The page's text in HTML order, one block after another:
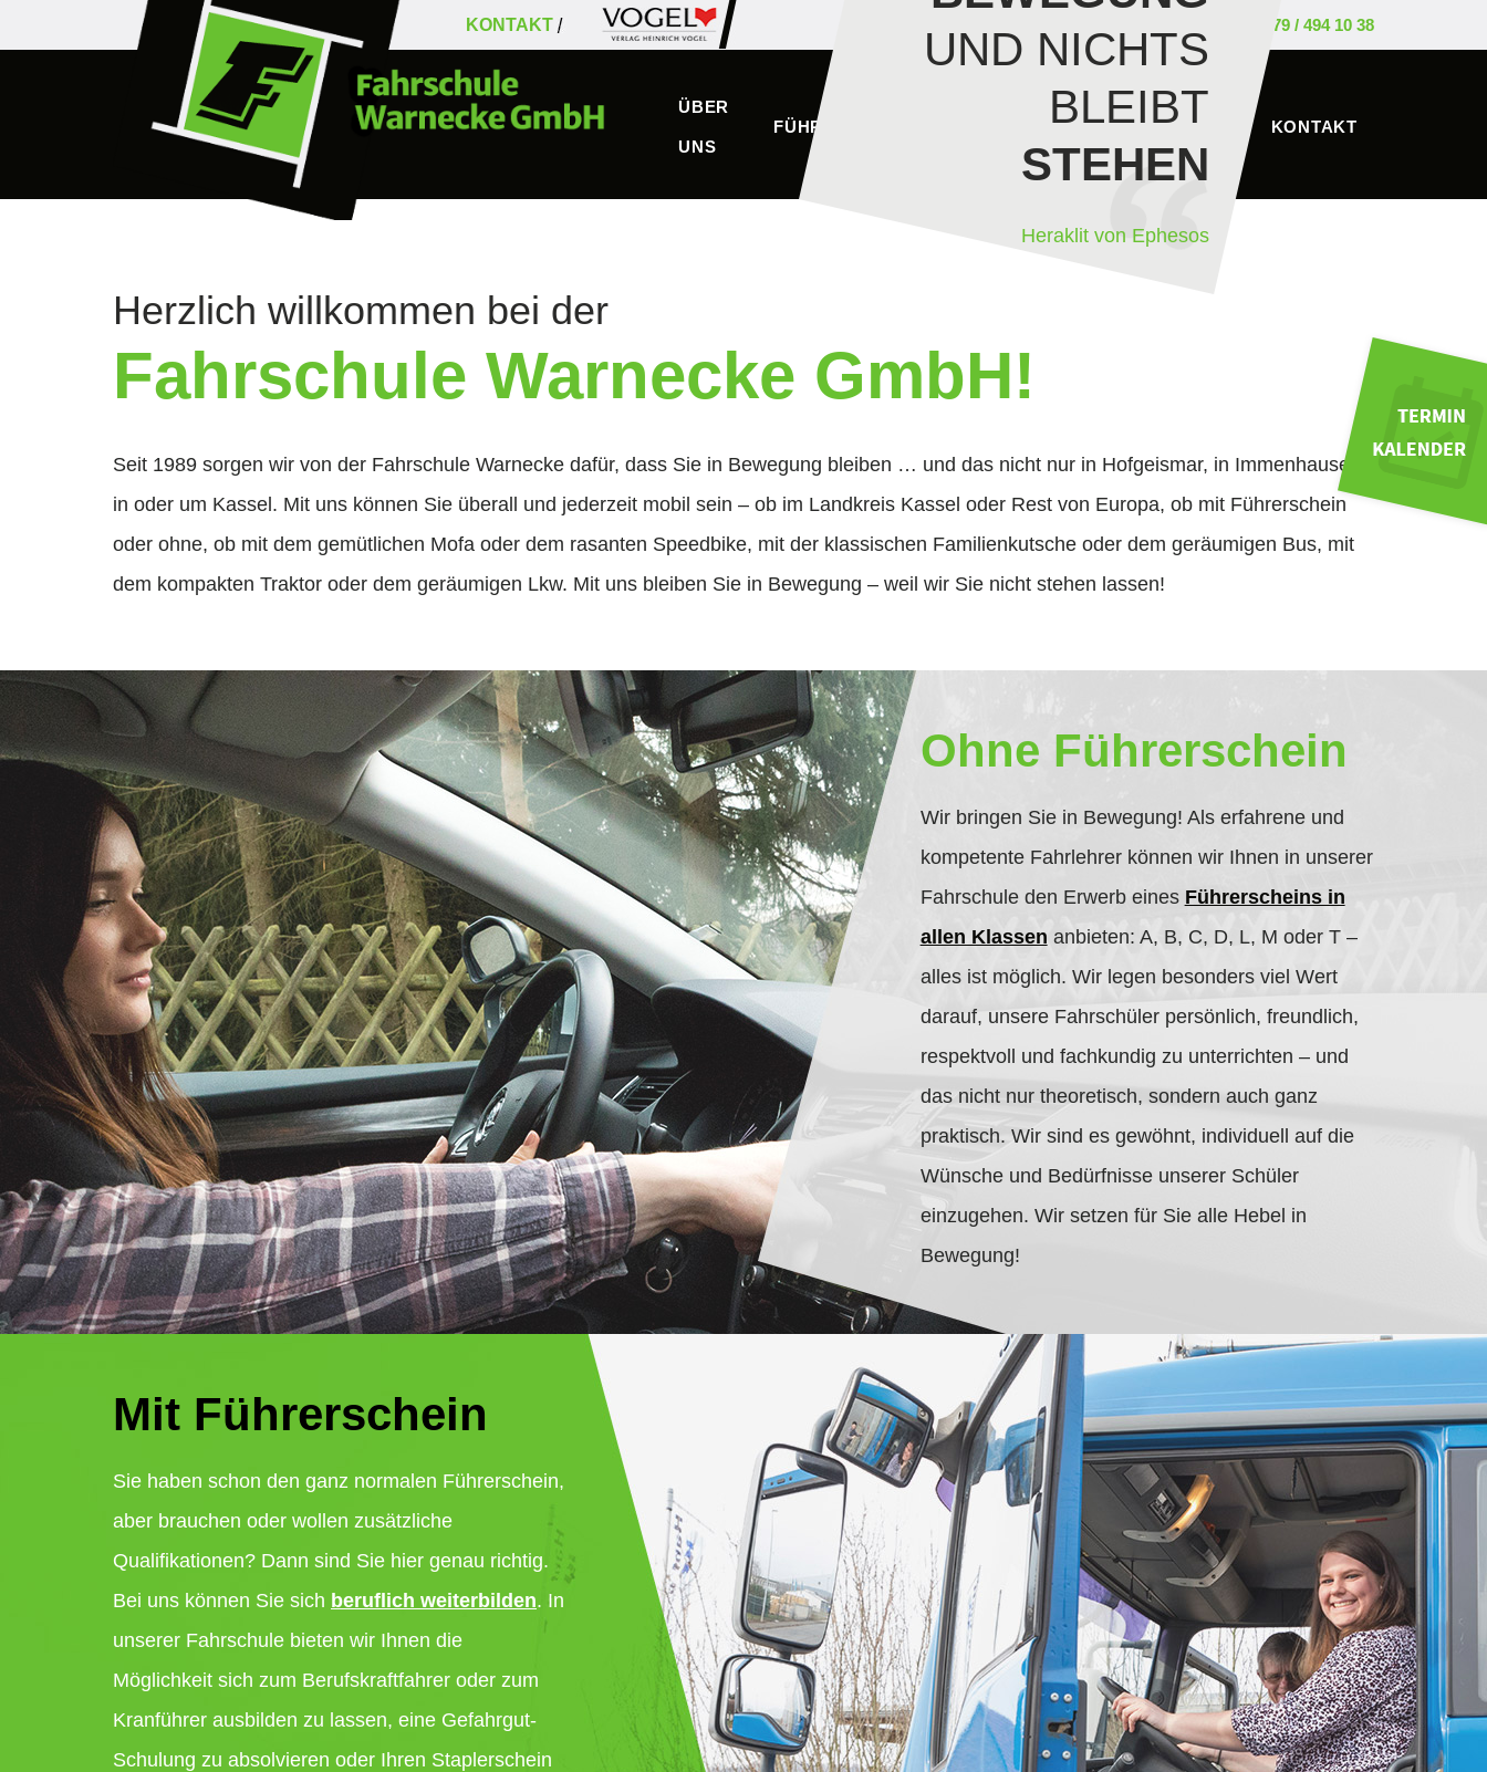
KONTAKT 0179 / 494 10 38
ÜBER
UNS
FÜHRERSCHEINKLASSE BERUFSAUSBILDUNG KONTAKT
UND NICHTS
BLEIBT
STEHEN
Heraklit von Ephesos
Herzlich willkommen bei der
Fahrschule Warnecke GmbH!
Seit 1989 sorgen wir von der Fahrschule Warnecke dafür, dass Sie in Bewegung bleiben … und das nicht nur in Hofgeismar, in Immenhausen,
in oder um Kassel. Mit uns können Sie überall und jederzeit mobil sein – ob im Landkreis Kassel oder Rest von Europa, ob mit Führerschein
oder ohne, ob mit dem gemütlichen Mofa oder dem rasanten Speedbike, mit der klassischen Familienkutsche oder dem geräumigen Bus, mit
dem kompakten Traktor oder dem geräumigen Lkw. Mit uns bleiben Sie in Bewegung – weil wir Sie nicht stehen lassen!
Ohne Führerschein
Wir bringen Sie in Bewegung! Als erfahrene und
kompetente Fahrlehrer können wir Ihnen in unserer
Fahrschule den Erwerb eines Führerscheins in
allen Klassen anbieten: A, B, C, D, L, M oder T –
alles ist möglich. Wir legen besonders viel Wert
darauf, unsere Fahrschüler persönlich, freundlich,
respektvoll und fachkundig zu unterrichten – und
das nicht nur theoretisch, sondern auch ganz
praktisch. Wir sind es gewöhnt, individuell auf die
Wünsche und Bedürfnisse unserer Schüler
einzugehen. Wir setzen für Sie alle Hebel in
Bewegung!
Mit Führerschein
Sie haben schon den ganz normalen Führerschein,
aber brauchen oder wollen zusätzliche
Qualifikationen? Dann sind Sie hier genau richtig.
Bei uns können Sie sich beruflich weiterbilden. In
unserer Fahrschule bieten wir Ihnen die
Möglichkeit sich zum Berufskraftfahrer oder zum
Kranführer ausbilden zu lassen, eine Gefahrgut-
Schulung zu absolvieren oder Ihren Staplerschein